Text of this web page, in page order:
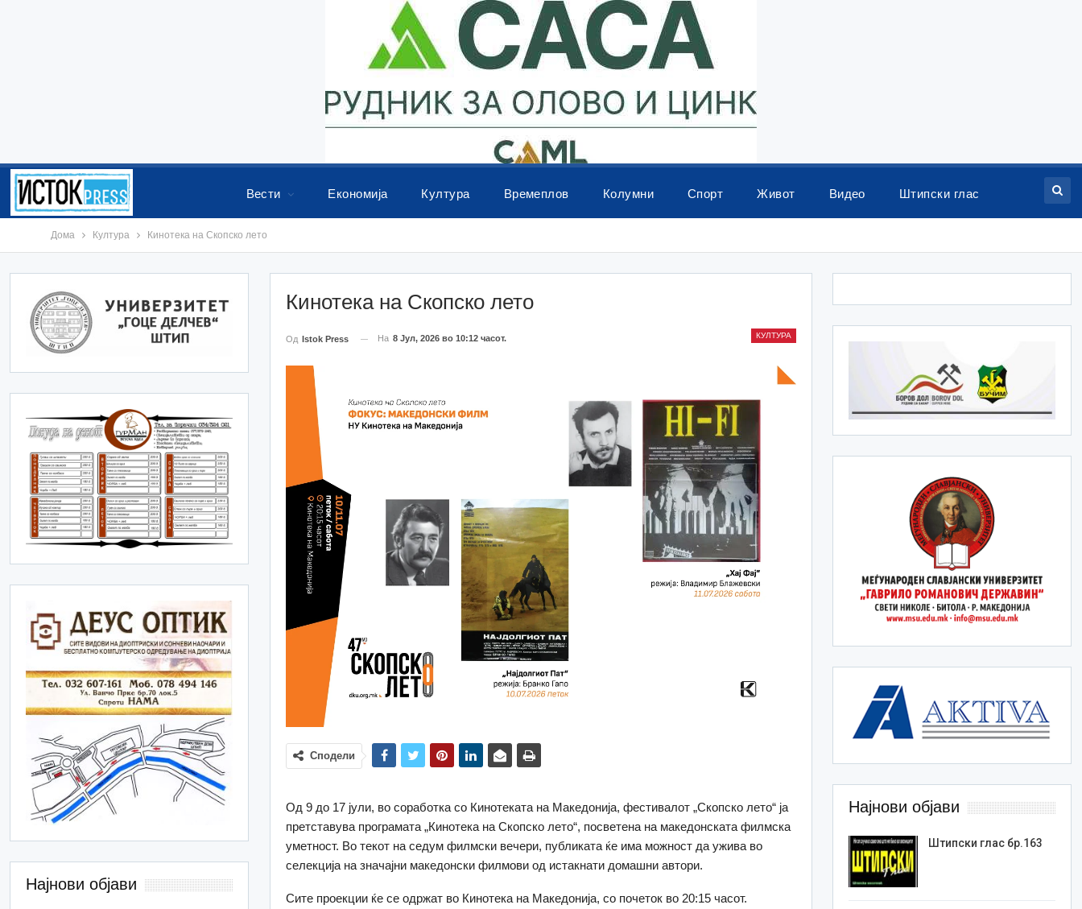
Вести Економија Култура Времеплов Колумни Спорт Живот Видео Штипски глас
Дома Култура Кинотека на Скопско лето
Кинотека на Скопско лето
КУЛТУРА
Од Istok Press На 8 Јул, 2026 во 10:12 часот.
Сподели
Од 9 до 17 јули, во соработка со Кинотеката на Македонија, фестивалот „Скопско лето“ ја
претставува програмата „Кинотека на Скопско лето“, посветена на македонската филмска
уметност. Во текот на седум филмски вечери, публиката ќе има можност да ужива во
селекција на значајни македонски филмови од истакнати домашни автори.
Сите проекции ќе се одржат во Кинотека на Македонија, со почеток во 20:15 часот.
Најнови објави
Штипски глас бр.163
Најнови објави